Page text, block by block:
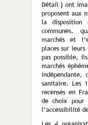
Détail ) ont
proposent aux
la disposition
communes,
marchés et
places sur leurs
pas possible,
marchés
indépendante,
sanitaire. Les
recensés en
de choix
l’accessibilité